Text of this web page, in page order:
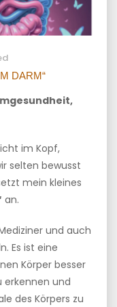
DARM“
im Kopf,
selten bewusst
mein kleines
an.
und auch
Es ist eine
Körper besser
erkennen und
des Körpers zu